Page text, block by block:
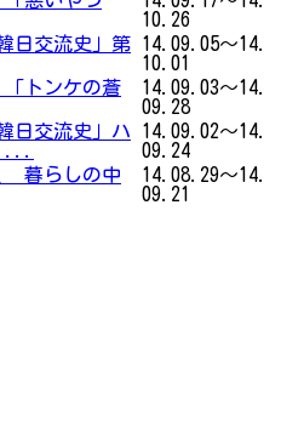
10.26
日交流史」第
14.09.05～14.
10.01
トンケの蒼
14.09.03～14.
09.28
日交流史」ハ
...
14.09.02～14.
09.24
暮らしの中
14.08.29～14.
09.21